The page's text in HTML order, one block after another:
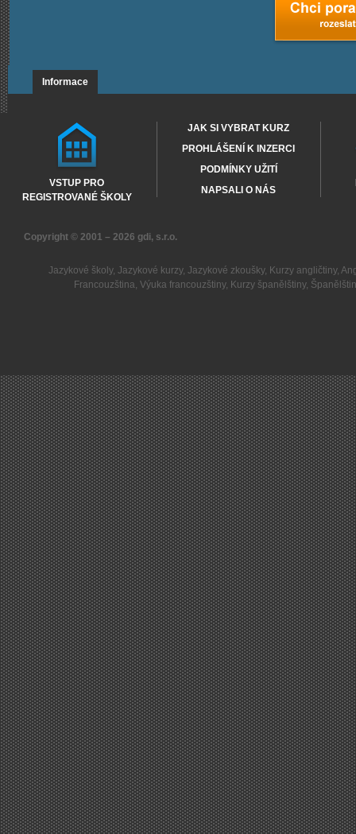
Informace
VSTUP PRO
REGISTROVANÉ ŠKOLY
JAK SI VYBRAT KURZ
PROHLÁŠENÍ K INZERCI
PODMÍNKY UŽITÍ
NAPSALI O NÁS
Copyright © 2001 – 2026 gdi, s.r.o.
Jazykové školy, Jazykové kurzy, Jazykové zkoušky, Kurzy angličtiny,
Francouzština,Výuka francouzštiny, Kurzy španělštiny,